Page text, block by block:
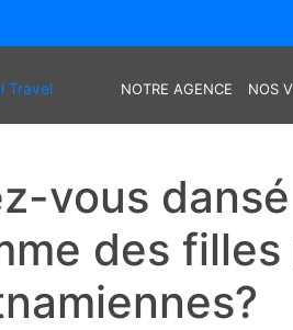
NOTRE AGENCE NOS
vous
des